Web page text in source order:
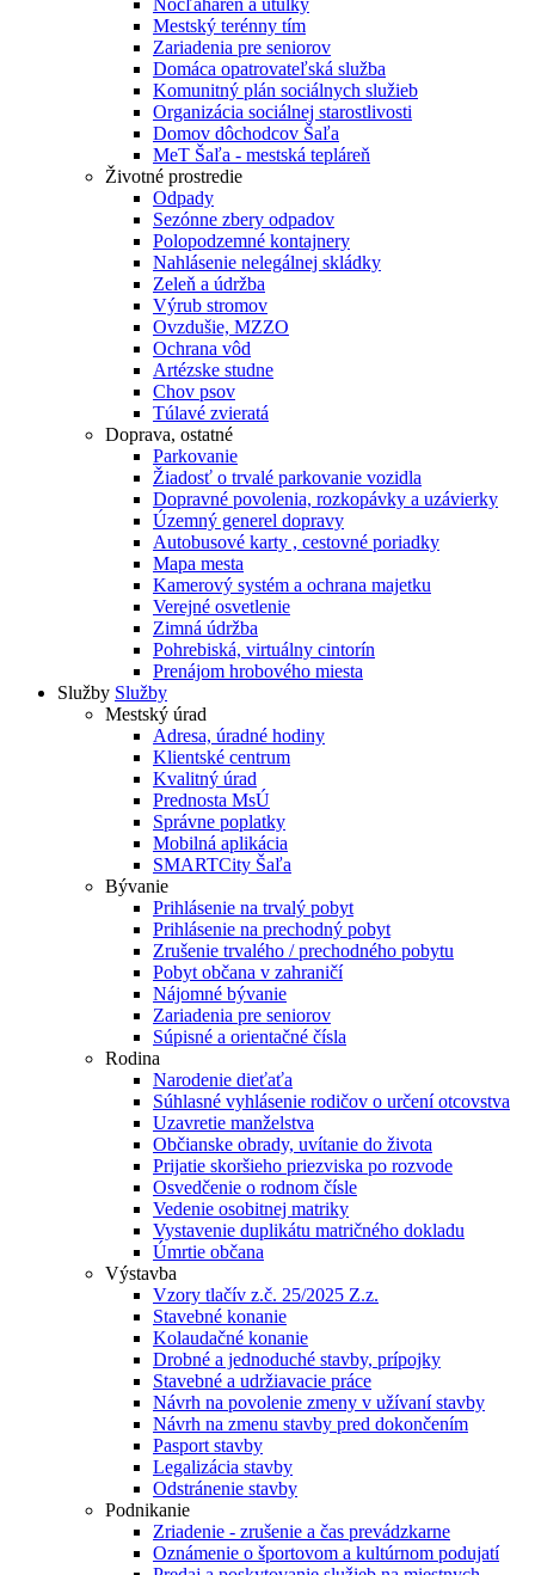
Nocľaháreň a útulky
Mestský terénny tím
Zariadenia pre seniorov
Domáca opatrovateľská služba
Komunitný plán sociálnych služieb
Organizácia sociálnej starostlivosti
Domov dôchodcov Šaľa
MeT Šaľa - mestská tepláreň
Životné prostredie
Odpady
Sezónne zbery odpadov
Polopodzemné kontajnery
Nahlásenie nelegálnej skládky
Zeleň a údržba
Výrub stromov
Ovzdušie, MZZO
Ochrana vôd
Artézske studne
Chov psov
Túlavé zvieratá
Doprava, ostatné
Parkovanie
Žiadosť o trvalé parkovanie vozidla
Dopravné povolenia, rozkopávky a uzávierky
Územný generel dopravy
Autobusové karty , cestovné poriadky
Mapa mesta
Kamerový systém a ochrana majetku
Verejné osvetlenie
Zimná údržba
Pohrebiská, virtuálny cintorín
Prenájom hrobového miesta
Služby Služby
Mestský úrad
Adresa, úradné hodiny
Klientské centrum
Kvalitný úrad
Prednosta MsÚ
Správne poplatky
Mobilná aplikácia
SMARTCity Šaľa
Bývanie
Prihlásenie na trvalý pobyt
Prihlásenie na prechodný pobyt
Zrušenie trvalého / prechodného pobytu
Pobyt občana v zahraničí
Nájomné bývanie
Zariadenia pre seniorov
Súpisné a orientačné čísla
Rodina
Narodenie dieťaťa
Súhlasné vyhlásenie rodičov o určení otcovstva
Uzavretie manželstva
Občianske obrady, uvítanie do života
Prijatie skoršieho priezviska po rozvode
Osvedčenie o rodnom čísle
Vedenie osobitnej matriky
Vystavenie duplikátu matričného dokladu
Úmrtie občana
Výstavba
Vzory tlačív z.č. 25/2025 Z.z.
Stavebné konanie
Kolaudačné konanie
Drobné a jednoduché stavby, prípojky
Stavebné a udržiavacie práce
Návrh na povolenie zmeny v užívaní stavby
Návrh na zmenu stavby pred dokončením
Pasport stavby
Legalizácia stavby
Odstránenie stavby
Podnikanie
Zriadenie - zrušenie a čas prevádzkarne
Oznámenie o športovom a kultúrnom podujatí